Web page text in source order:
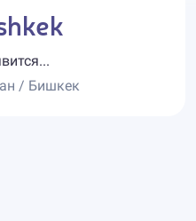
/ Бишкек